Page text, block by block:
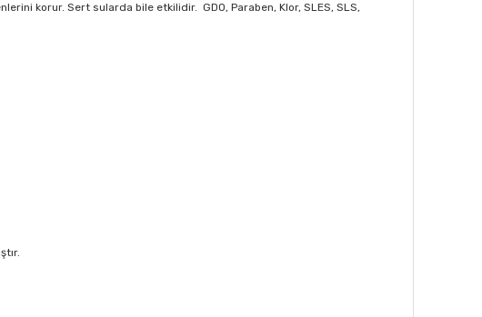
korur. Sert sularda bile etkilidir. GDO, Paraben, Klor, SLES, SLS,